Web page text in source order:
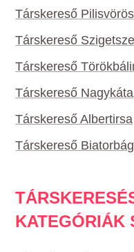
Társkereső
Társkereső
Társkereső
Társkereső Nagykáta
Társkereső Albertirsa
Társkereső
KATEGÓRIÁK